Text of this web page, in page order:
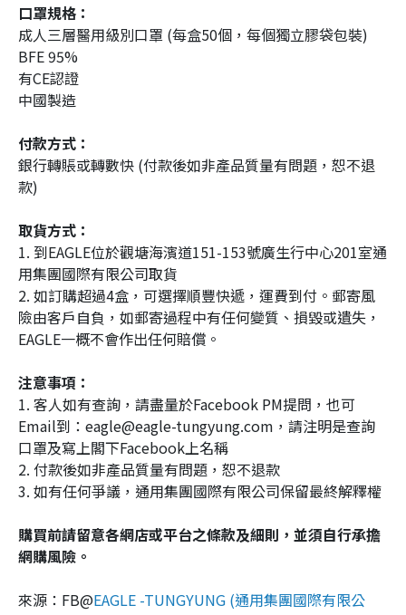
口罩規格：
成人三層醫用級別口罩 (每盒50個，每個獨立膠袋包裝)
BFE 95%
有CE認證
中國製造
付款方式：
銀行轉賬或轉數快 (付款後如非產品質量有問題，恕不退
款)
取貨方式：
1. 到EAGLE位於觀塘海濱道‪151-153號廣生行中心201室通
用集團國際有限公司取貨
2. 如訂購超過4盒，可選擇順豐快遞，運費到付。郵寄風
險由客戶自負，如郵寄過程中有任何變質、損毀或遺失，
EAGLE一概不會作出任何賠償。
注意事項：
1. 客人如有查詢，請盡量於Facebook PM提問，也可
Email到：eagle@eagle-tungyung.com，請注明是查詢
口罩及寫上閣下Facebook上名稱
2. 付款後如非產品質量有問題，恕不退款
3. 如有任何爭議，通用集團國際有限公司保留最終解釋權
購買前請留意各網店或平台之條款及細則，並須自行承擔
網購風險。
來源：FB@EAGLE -TUNGYUNG (通用集團國際有限公